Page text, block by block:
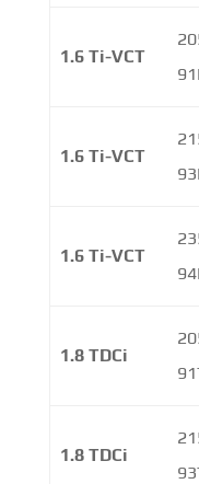
1.6 Ti-VCT
1.6 Ti-VCT
1.6 Ti-VCT
1.8 TDCi
1.8 TDCi